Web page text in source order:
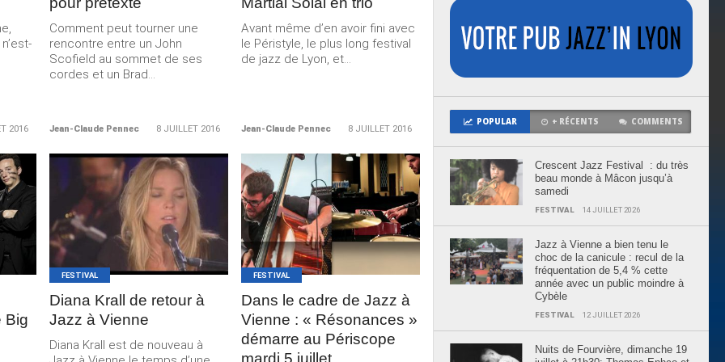
2016
Comment peut tourner une
rencontre entre un John
Scofield au sommet de ses
cordes et un Brad...
Jean-Claude Pennec 8 JUILLET 2016
Avant même d’en avoir fini avec
le Péristyle, le plus long festival
de jazz de Lyon, et...
Jean-Claude Pennec 8 JUILLET 2016
Big
LIRE LA
SUITE
FESTIVAL
Diana Krall de retour à
Jazz à Vienne
Diana Krall est de nouveau à
LIRE LA
SUITE
FESTIVAL
Dans le cadre de Jazz à
Vienne : « Résonances »
démarre au Périscope
mardi 5 juillet
POPULAR + RÉCENTS COMMENTS
Crescent Jazz Festival : du très
beau monde à Mâcon jusqu’à
samedi
FESTIVAL 14 JUILLET 2026
Jazz à Vienne a bien tenu le
choc de la canicule : recul de la
fréquentation de 5,4 % cette
année avec un public moindre à
Cybèle
FESTIVAL 12 JUILLET 2026
Nuits de Fourvière, dimanche 19